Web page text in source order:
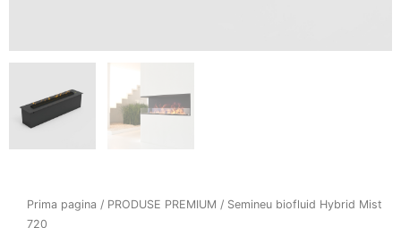
Prima pagina / PRODUSE PREMIUM / Semineu biofluid Hybrid Mist
720